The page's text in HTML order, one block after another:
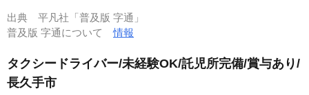
出典 平凡社「普及版 字通」
普及版 字通について情報
タクシードライバー/未経験OK/託児所完備/賞与あり/
長久手市